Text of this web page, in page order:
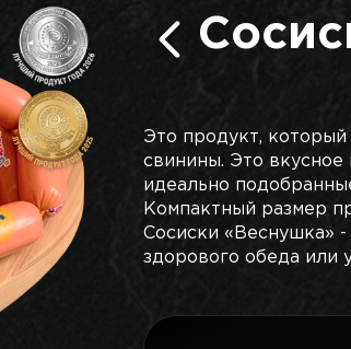
Это продукт, который
свинины. Это вкусное
идеально
Компактный размер
Сосиски «Веснушка» -
здорового обеда или